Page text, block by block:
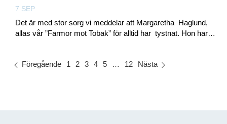
7 SEP
Det är med stor sorg vi meddelar att Margaretha Haglund,
allas vår ”Farmor mot Tobak” för alltid har tystnat. Hon har…
Föregående 1 2 3 4 5 … 12 Nästa